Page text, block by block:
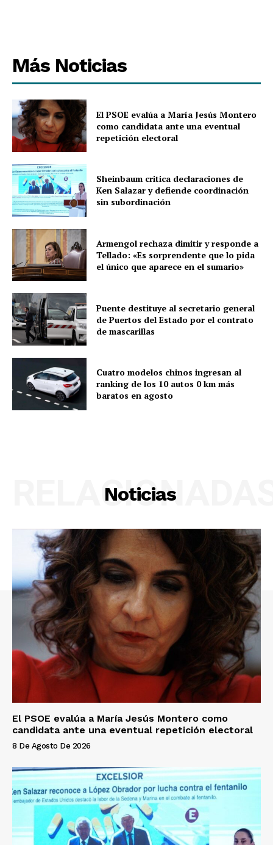
Más Noticias
El PSOE evalúa a María Jesús Montero
como candidata ante una eventual
repetición electoral
Sheinbaum critica declaraciones de
Ken Salazar y defiende coordinación
sin subordinación
Armengol rechaza dimitir y responde a
Tellado: «Es sorprendente que lo pida
el único que aparece en el sumario»
Puente destituye al secretario general
de Puertos del Estado por el contrato
de mascarillas
Cuatro modelos chinos ingresan al
ranking de los 10 autos 0 km más
baratos en agosto
Noticias
El PSOE evalúa a María Jesús Montero como
candidata ante una eventual repetición electoral
8 De Agosto De 2026